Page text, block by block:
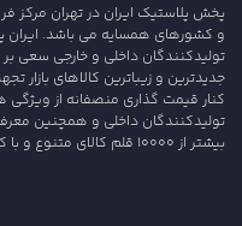
پخش پلاستیک ایران در تهران مرکز
و کشورهای همسایه می باشد. ایران
تولیدکنندگان داخلی و خارجی سعی بر
جدیدترین و زیباترین کالاهای
کنار قیمت گذاری منصفانه از
تولیدکنندگان داخلی و همچنین
بیشتر از 10000 قلم کالای متنوع و با کیفیت را در سه دس